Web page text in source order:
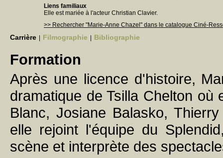
Liens familiaux
Elle est mariée à l'acteur Christian Clavier.
>> Rechercher "Marie-Anne Chazel" dans le catalogue Ciné-
Carrière Filmographie Bibliographie
Formation
Après une licence d'histoire,
dramatique de Tsilla Chelton
Blanc, Josiane Balasko,
elle rejoint l'équipe du
scène et interprète des